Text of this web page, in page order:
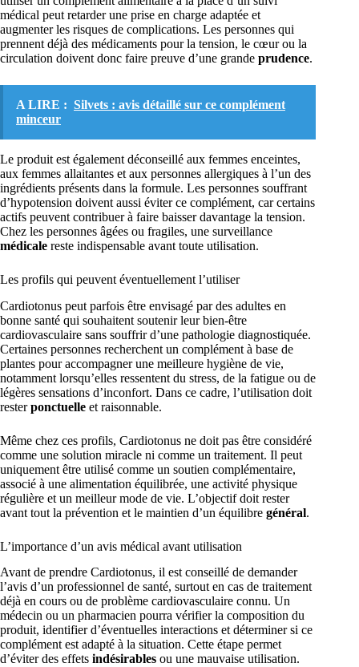
médical peut retarder une prise en charge adaptée et
augmenter les risques de complications. Les personnes qui
prennent déjà des médicaments pour la tension, le cœur ou la
circulation doivent donc faire preuve d’une grande prudence.
A LIRE : Silvets : avis détaillé sur ce complément
minceur
Le produit est également déconseillé aux femmes enceintes,
aux femmes allaitantes et aux personnes allergiques à l’un des
ingrédients présents dans la formule. Les personnes souffrant
d’hypotension doivent aussi éviter ce complément, car certains
actifs peuvent contribuer à faire baisser davantage la tension.
Chez les personnes âgées ou fragiles, une surveillance
médicale reste indispensable avant toute utilisation.
Les profils qui peuvent éventuellement l’utiliser
Cardiotonus peut parfois être envisagé par des adultes en
bonne santé qui souhaitent soutenir leur bien-être
cardiovasculaire sans souffrir d’une pathologie diagnostiquée.
Certaines personnes recherchent un complément à base de
plantes pour accompagner une meilleure hygiène de vie,
notamment lorsqu’elles ressentent du stress, de la fatigue ou de
légères sensations d’inconfort. Dans ce cadre, l’utilisation doit
resterponctuelle et raisonnable.
Même chez ces profils, Cardiotonus ne doit pas être considéré
comme une solution miracle ni comme un traitement. Il peut
uniquement être utilisé comme un soutien complémentaire,
associé à une alimentation équilibrée, une activité physique
régulière et un meilleur mode de vie. L’objectif doit rester
avant tout la prévention et le maintien d’un équilibre général.
L’importance d’un avis médical avant utilisation
Avant de prendre Cardiotonus, il est conseillé de demander
l’avis d’un professionnel de santé, surtout en cas de traitement
déjà en cours ou de problème cardiovasculaire connu. Un
médecin ou un pharmacien pourra vérifier la composition du
produit, identifier d’éventuelles interactions et déterminer si ce
complément est adapté à la situation. Cette étape permet
d’éviter des effets indésirables ou une mauvaise utilisation.